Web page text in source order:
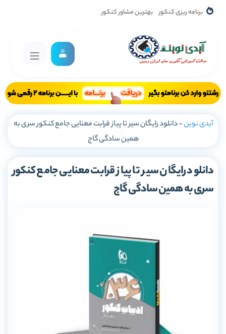
برنامه ریزی کنکور بهترین مشاور کنکور
آیدی نوین-دانلود رایگان سیر تا پیاز قرابت معنایی جامع کنکور سری به
همین سادگی گاج
دانلود رایگان سیر تا پیاز قرابت معنایی جامع کنکور
سری به همین سادگی گاج